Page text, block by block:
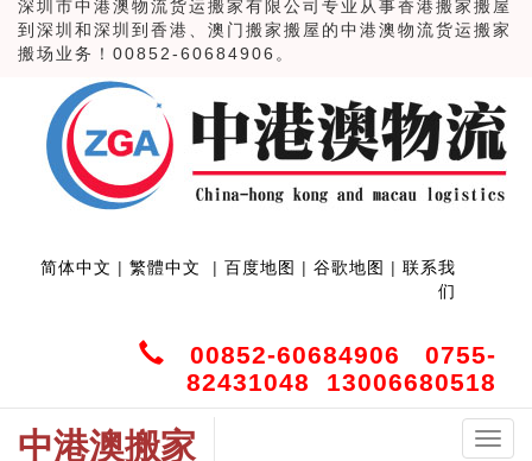
深圳市中港澳物流货运搬家有限公司专业从事香港搬家搬屋
到深圳和深圳到香港、澳门搬家搬屋的中港澳物流货运搬家
搬场业务！00852-60684906。
简体中文 | 繁體中文 | 百度地图 | 谷歌地图 | 联系我
们
00852-60684906 0755-
82431048 13006680518
中
中港澳搬家